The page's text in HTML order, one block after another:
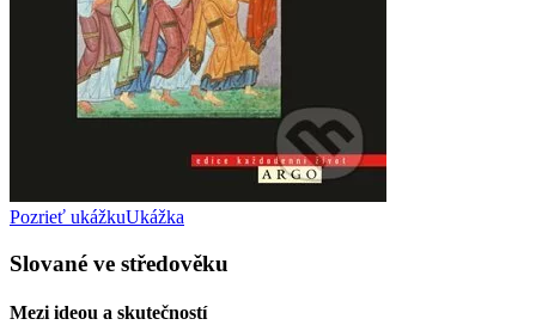
Pozrieť ukážkuUkážka
Slované ve středověku
Mezi ideou a skutečností